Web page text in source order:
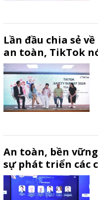
Lần đầu chia sẻ
an toàn, TikTok
An toàn, bền
sự phát triển các